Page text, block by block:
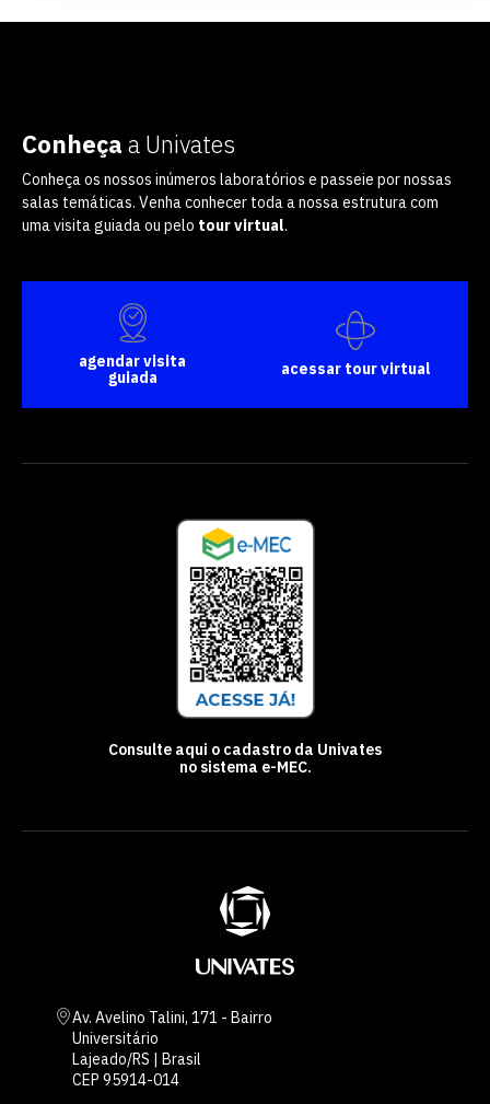
Conheça a Univates
Conheça os nossos inúmeros laboratórios e passeie por nossas
salas temáticas. Venha conhecer toda a nossa estrutura com
uma visita guiada ou pelo tour virtual.
agendar visita
guiada
acessar tour virtual
Consulte aqui o cadastro da Univates
no sistema e-MEC.
Av. Avelino Talini, 171 - Bairro
Universitário
Lajeado/RS | Brasil
CEP 95914-014